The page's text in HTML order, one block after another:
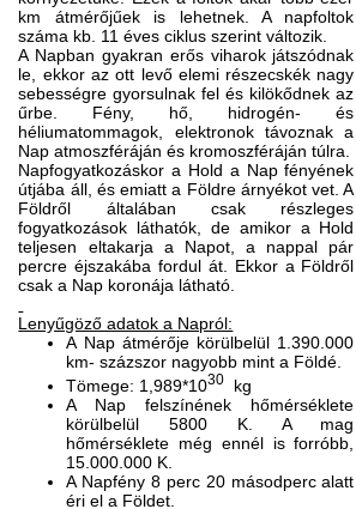
km átmérőjűek is lehetnek. A napfoltok
száma kb. 11 éves ciklus szerint változik.
A Napban gyakran erős viharok játszódnak
le, ekkor az ott levő elemi részecskék nagy
sebességre gyorsulnak fel és kilökődnek az
űrbe. Fény, hő, hidrogén- és
héliumatommagok, elektronok távoznak a
Nap atmoszféráján és kromoszféráján túlra.
Napfogyatkozáskor a Hold a Nap fényének
útjába áll, és emiatt a Földre árnyékot vet. A
Földről általában csak részleges
fogyatkozások láthatók, de amikor a Hold
teljesen eltakarja a Napot, a nappal pár
percre éjszakába fordul át. Ekkor a Földről
csak a Nap koronája látható.
Lenyűgöző adatok a Napról:
A Nap átmérője körülbelül 1.390.000
km- százszor nagyobb mint a Földé.
Tömege: 1,989*1030
kg
A Nap felszínének hőmérséklete
körülbelül 5800 K. A mag
hőmérséklete még ennél is forróbb,
15.000.000 K.
A Napfény 8 perc 20 másodperc alatt
éri el a Földet.